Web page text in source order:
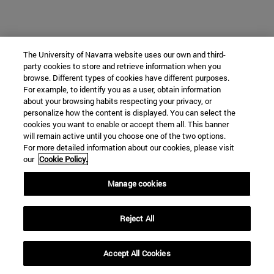
The University of Navarra website uses our own and third-
party cookies to store and retrieve information when you
browse. Different types of cookies have different purposes.
For example, to identify you as a user, obtain information
about your browsing habits respecting your privacy, or
personalize how the content is displayed. You can select the
cookies you want to enable or accept them all. This banner
will remain active until you choose one of the two options.
For more detailed information about our cookies, please visit
our Cookie Policy.
Manage cookies
Reject All
Accept All Cookies